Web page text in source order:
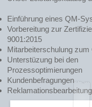
Einführung eines QM-
Vorbereitung zur
9001:2015
Mitarbeiterschulung
Unterstüzung bei den
Prozessoptimierungen
Kundenbefragungen
Reklamationsbearbeitung